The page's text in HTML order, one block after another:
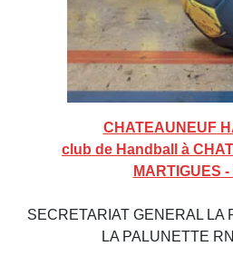
CHATEAUNEUF
club de Handball à
MARTIGUES -
SECRETARIAT GENERAL LA
LA PALUNETTE